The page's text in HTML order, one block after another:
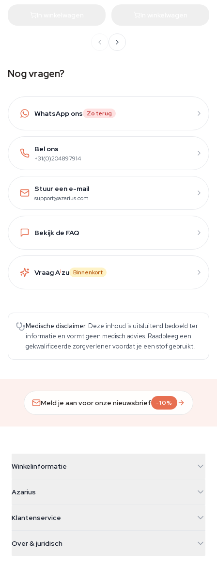
Nog vragen?
WhatsApp ons Zo terug
Bel ons
+31(0)204897914
Stuur een e-mail
support@azarius.com
Bekijk de FAQ
Vraag Aizu Binnenkort
Medische disclaimer. Deze inhoud is uitsluitend bedoeld ter
informatie en vormt geen medisch advies. Raadpleeg een
gekwalificeerde zorgverlener voordat je een stof gebruikt.
Meld je aan voor onze nieuwsbrief -10%
Winkelinformatie
Galvaniweg 11
Nederland
+31(0)204897914
Azarius
Smokeshop
Klantenservice
Retourbeleid
Over & juridisch